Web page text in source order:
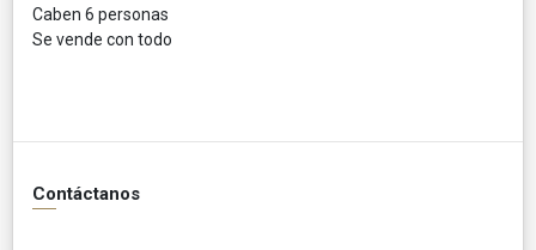
Caben 6 personas
Se vende con todo
Contáctanos